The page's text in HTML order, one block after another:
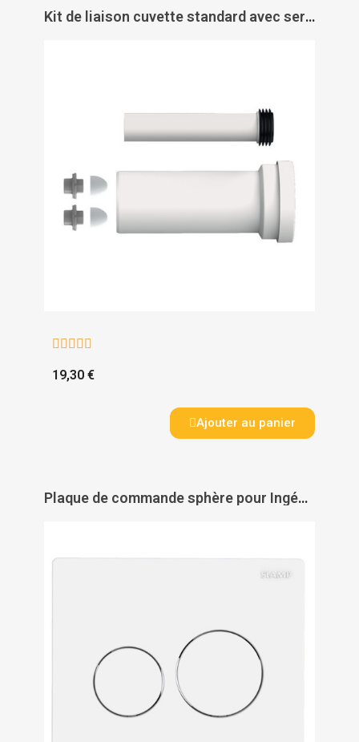
Kit de liaison cuvette standard avec serre joint clipsable - SIAMP
    
19,30 €
Ajouter au panier
Plaque de commande sphère pour Ingénio blanc - SIAMP